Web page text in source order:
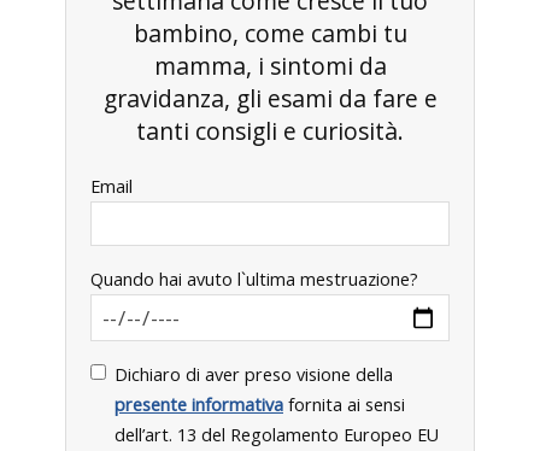
bambino, come cambi tu
mamma, i sintomi da
gravidanza, gli esami da fare e
tanti consigli e curiosità.
Email
Quando hai avuto l`ultima mestruazione?
Dichiaro di aver preso visione della
presente informativa fornita ai sensi
dell’art. 13 del Regolamento Europeo EU